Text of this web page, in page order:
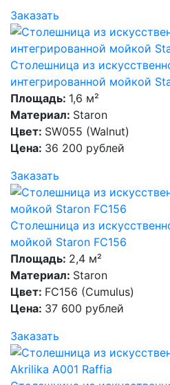
Заказать
Столешница из
интегрированной мойкой
Площадь: 1,6 м²
Материал: Staron
Цвет: SW055 (Walnut)
Цена: 36 200 рублей
Заказать
Столешница из
мойкой Staron FC156
Площадь: 2,4 м²
Материал: Staron
Цвет: FC156 (Cumulus)
Цена: 37 600 рублей
Заказать